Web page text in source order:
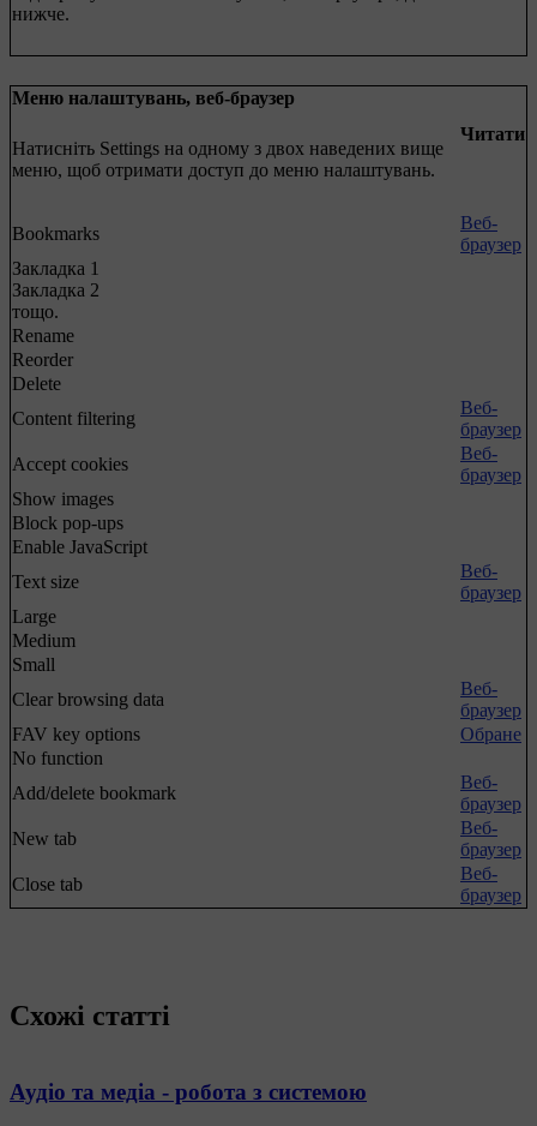
нижче.
Меню налаштувань, веб-браузер
Натисніть Settings на одному з двох наведених вище
меню, щоб отримати доступ до меню налаштувань.
Читати
Bookmarks
Веб-
браузер
Закладка 1
Закладка 2
тощо.
Rename
Reorder
Delete
Content filtering
Веб-
браузер
Accept cookies
Веб-
браузер
Show images
Block pop-ups
Enable JavaScript
Text size
Веб-
браузер
Large
Medium
Small
Clear browsing data
Веб-
браузер
FAV key options
Обране
No function
Add/delete bookmark
Веб-
браузер
New tab
Веб-
браузер
Close tab
Веб-
браузер
Схожі статті
Аудіо та медіа - робота з системою